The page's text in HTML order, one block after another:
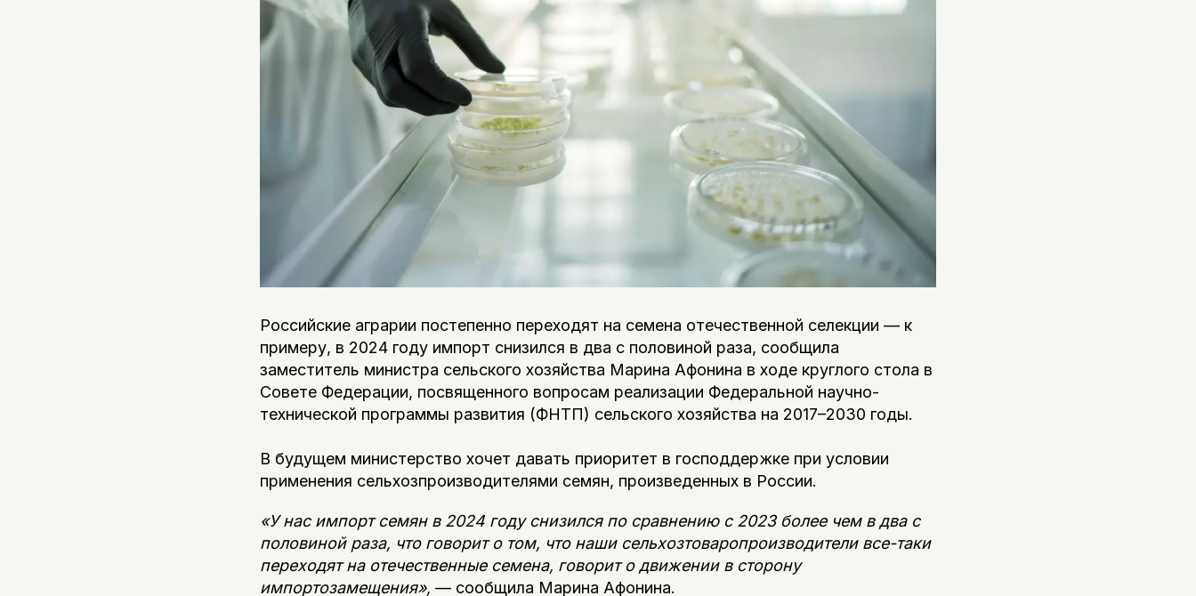
Российские аграрии постепенно переходят на семена отечественной селекции — к
примеру, в 2024 году импорт снизился в два с половиной раза, сообщила
заместитель министра сельского хозяйства Марина Афонина в ходе круглого стола в
Совете Федерации, посвященного вопросам реализации Федеральной научно-
технической программы развития (ФНТП) сельского хозяйства на 2017–2030 годы.
В будущем министерство хочет давать приоритет в господдержке при условии
применения сельхозпроизводителями семян, произведенных в России.
«У нас импорт семян в 2024 году снизился по сравнению с 2023 более чем в два с
половиной раза, что говорит о том, что наши сельхозтоваропроизводители все-таки
переходят на отечественные семена, говорит о движении в сторону
импортозамещения», — сообщила Марина Афонина.